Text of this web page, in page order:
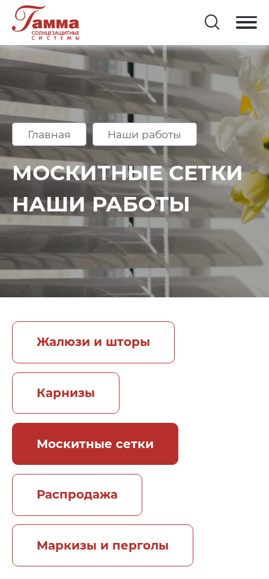
Главная Наши работы
МОСКИТНЫЕ СЕТКИ
НАШИ РАБОТЫ
Жалюзи и шторы
Карнизы
Москитные сетки
Распродажа
Маркизы и перголы